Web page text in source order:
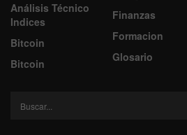
Análisis Técnico
Indices
Bitcoin
Bitcoin
Finanzas
Formacion
Glosario